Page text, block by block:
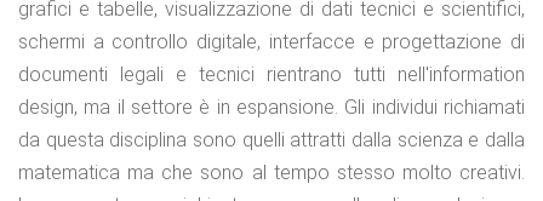
grafici e tabelle, visualizzazione di dati tecnici e scientifici,
schermi a controllo digitale, interfacce e progettazione di
documenti legali e tecnici rientrano tutti nell'information
design, ma il settore è in espansione. Gli individui richiamati
da questa disciplina sono quelli attratti dalla scienza e dalla
matematica ma che sono al tempo stesso molto creativi.